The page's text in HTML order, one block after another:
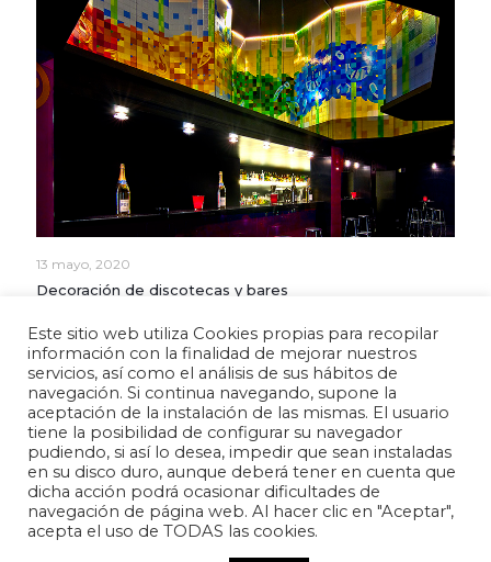
13 mayo, 2020
Decoración de discotecas y bares
Read more
Política de privacidad Aviso legal Política de cookies
Este sitio web utiliza Cookies propias para recopilar
información con la finalidad de mejorar nuestros
servicios, así como el análisis de sus hábitos de
navegación. Si continua navegando, supone la
aceptación de la instalación de las mismas. El usuario
tiene la posibilidad de configurar su navegador
pudiendo, si así lo desea, impedir que sean instaladas
en su disco duro, aunque deberá tener en cuenta que
dicha acción podrá ocasionar dificultades de
navegación de página web. Al hacer clic en "Aceptar",
acepta el uso de TODAS las cookies.